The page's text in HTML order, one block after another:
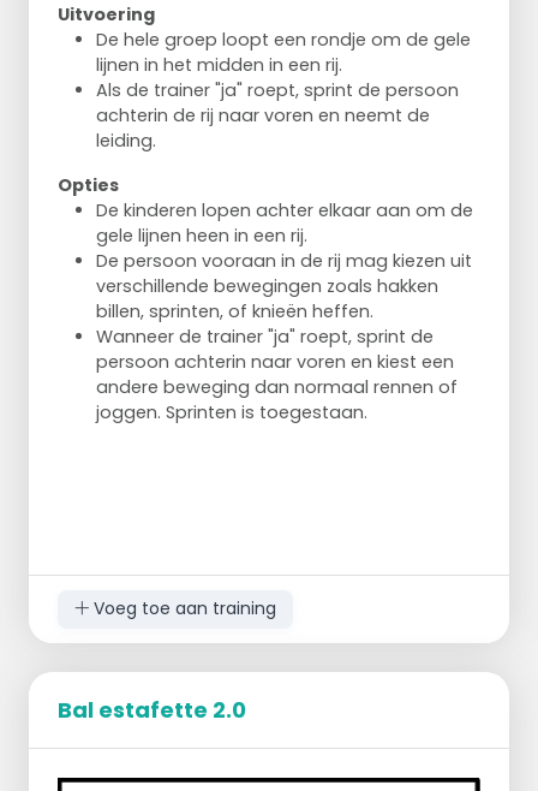
Uitvoering
De hele groep loopt een rondje om de gele
lijnen in het midden in een rij.
Als de trainer "ja" roept, sprint de persoon
achterin de rij naar voren en neemt de
leiding.
Opties
De kinderen lopen achter elkaar aan om de
gele lijnen heen in een rij.
De persoon vooraan in de rij mag kiezen uit
verschillende bewegingen zoals hakken
billen, sprinten, of knieën heffen.
Wanneer de trainer "ja" roept, sprint de
persoon achterin naar voren en kiest een
andere beweging dan normaal rennen of
joggen. Sprinten is toegestaan.
Voeg toe aan training
Bal estafette 2.0